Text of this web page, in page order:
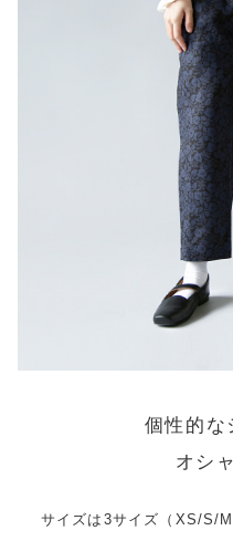
個性的な
オシ
サイズは3サイズ（XS/S/